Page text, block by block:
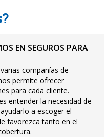
EN SEGUROS PARA
compañías de
permite ofrecer
para cada cliente.
entender la necesidad de
a escoger el
favorezca tanto en el